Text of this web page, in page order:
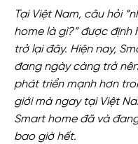
Tại Việt Nam, câu hỏi
home là gì?” được định
trở lại đây. Hiện nay,
đang ngày càng trở
phát triển mạnh hơn
giới mà ngay tại Việt
Smart home đã và
bao giờ hết.